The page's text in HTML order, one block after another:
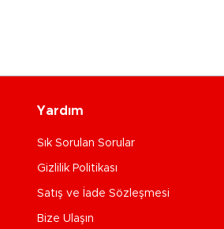
Yardım
Sık Sorulan Sorular
Gizlilik Politikası
Satış ve İade Sözleşmesi
Bize Ulaşın